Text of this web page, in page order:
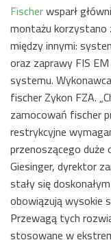
Fischerwsparł
montażu
między innymi:
oraz zaprawy FIS
systemu.
fischer Zykon FZA.
zamocowań fischer
restrykcyjne
przenoszącego duże
Giesinger, dyrektor
stały się
obowiązują wysokie
Przewagą tych
stosowane w